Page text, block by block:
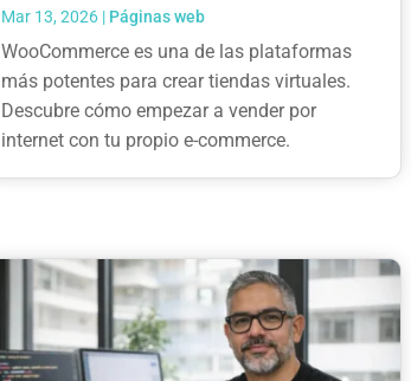
Mar 13, 2026| Páginas web
WooCommerce es una de las plataformas
más potentes para crear tiendas virtuales.
Descubre cómo empezar a vender por
internet con tu propio e-commerce.